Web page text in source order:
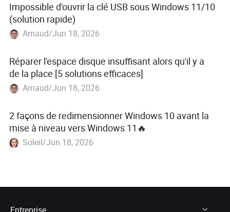
Impossible d'ouvrir la clé USB sous Windows 11/10
(solution rapide)
Arnaud/Jun 18, 2026
Réparer l'espace disque insuffisant alors qu'il y a
de la place [5 solutions efficaces]
Arnaud/Jun 18, 2026
2 façons de redimensionner Windows 10 avant la
mise à niveau vers Windows 11🔥
Soleil/Jun 18, 2026
Entreprise